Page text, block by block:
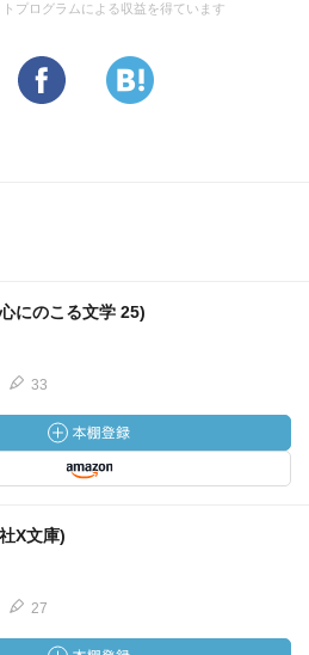
プログラムによる収益を得ています
にのこる文学 25)
33
X文庫)
27